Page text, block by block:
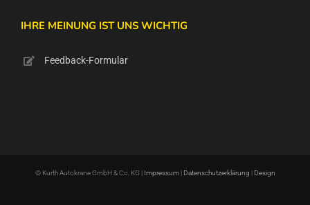
IHRE MEINUNG IST UNS WICHTIG
Feedback-Formular
© Kurth Autokrane GmbH & Co. KG | Impressum| Datenschutzerklärung Design